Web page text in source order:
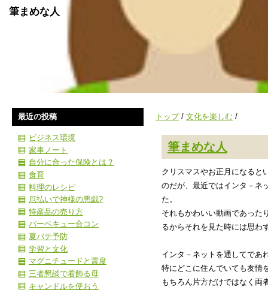
筆まめな人
トップ/ 文化を楽しむ /
筆まめな人
クリスマスやお正月になると
のだが、最近ではインタ－ネ
た。
それもかわいい動画であった
るからそれを見た時には思わ
インタ－ネットを通してであ
特にどこに住んでいても友情
もちろん片方だけではなく両
最近の投稿
ビジネス環境
家事ノート
自分に合った保険とは？
食育
料理のレシピ
厄払いで神様の悪戯?
特産品の売り方
バーベキュー合コン
夏バテ予防
学習と文化
マグニチュードと震度
三者懇談で着飾る母
キャンドルを使おう